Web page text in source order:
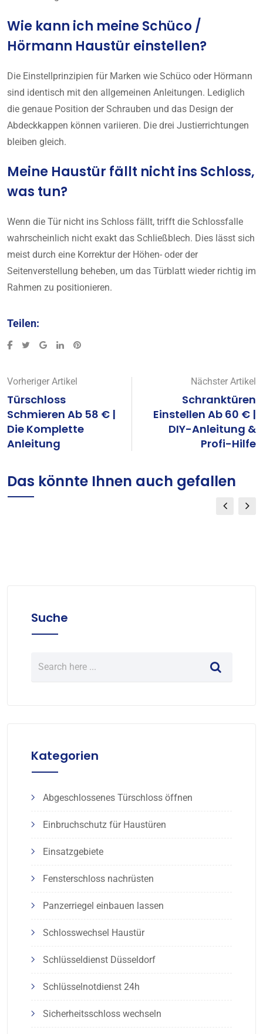
Wie kann ich meine Schüco /
Hörmann Haustür einstellen?
Die Einstellprinzipien für Marken wie Schüco oder Hörmann
sind identisch mit den allgemeinen Anleitungen. Lediglich
die genaue Position der Schrauben und das Design der
Abdeckkappen können variieren. Die drei Justierrichtungen
bleiben gleich.
Meine Haustür fällt nicht ins Schloss,
was tun?
Wenn die Tür nicht ins Schloss fällt, trifft die Schlossfalle
wahrscheinlich nicht exakt das Schließblech. Dies lässt sich
meist durch eine Korrektur der Höhen- oder der
Seitenverstellung beheben, um das Türblatt wieder richtig im
Rahmen zu positionieren.
Teilen:
Vorheriger Artikel
Türschloss
Schmieren Ab 58 € |
Die Komplette
Anleitung
Nächster Artikel
Schranktüren
Einstellen Ab 60 € |
DIY-Anleitung &
Profi-Hilfe
Das könnte Ihnen auch gefallen
Suche
Kategorien
Abgeschlossenes Türschloss öffnen
Einbruchschutz für Haustüren
Einsatzgebiete
Fensterschloss nachrüsten
Panzerriegel einbauen lassen
Schlosswechsel Haustür
Schlüsseldienst Düsseldorf
Schlüsselnotdienst 24h
Sicherheitsschloss wechseln